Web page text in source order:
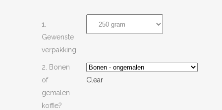
1.
Gewenste
verpakking
2. Bonen
of
gemalen
koffie?
Clear